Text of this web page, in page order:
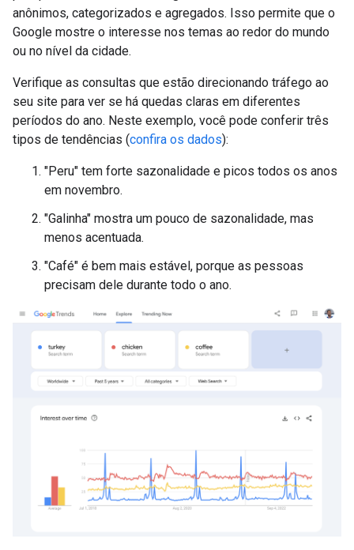
anônimos, categorizados e agregados. Isso permite que o
Google mostre o interesse nos temas ao redor do mundo
ou no nível da cidade.
Verifique as consultas que estão direcionando tráfego ao
seu site para ver se há quedas claras em diferentes
períodos do ano. Neste exemplo, você pode conferir três
tipos de tendências (confira os dados):
"Peru" tem forte sazonalidade e picos todos os anos
em novembro.
"Galinha" mostra um pouco de sazonalidade, mas
menos acentuada.
"Café" é bem mais estável, porque as pessoas
precisam dele durante todo o ano.